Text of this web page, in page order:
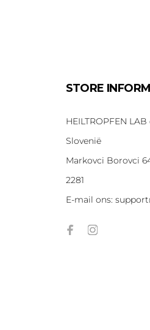
STORE
HEILTROPFEN LAB
Slovenië
Markovci Borovci
2281
E-mail ons: